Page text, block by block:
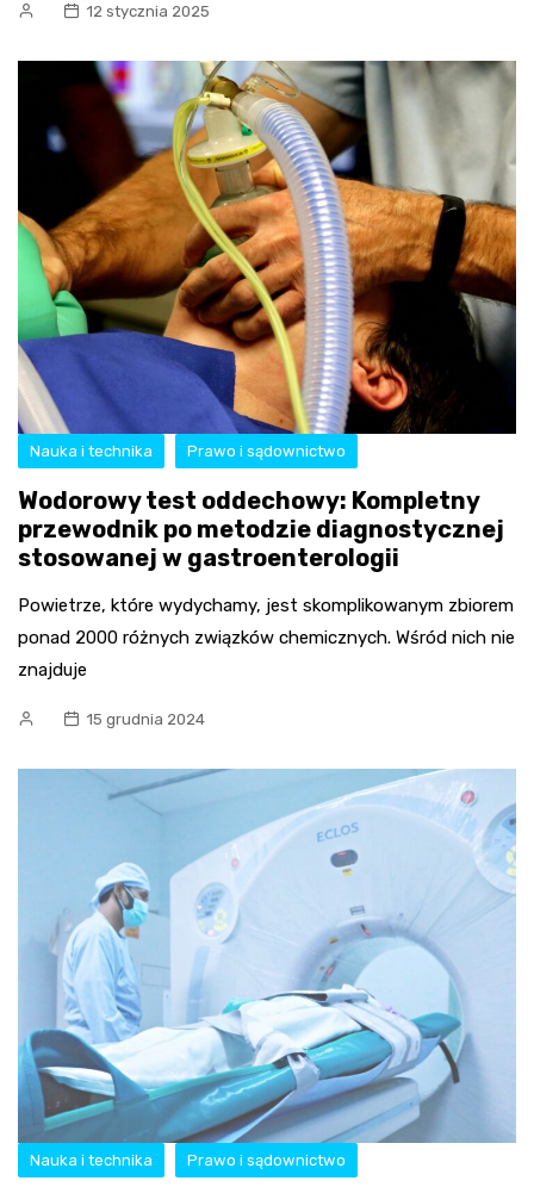
12 stycznia 2025
Nauka i technika Prawo i sądownictwo
Wodorowy test oddechowy: Kompletny
przewodnik po metodzie diagnostycznej
stosowanej w gastroenterologii
Powietrze, które wydychamy, jest skomplikowanym zbiorem
ponad 2000 różnych związków chemicznych. Wśród nich nie
znajduje
15 grudnia 2024
Nauka i technika Prawo i sądownictwo